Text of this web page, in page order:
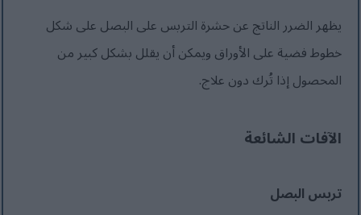
يظهر الضرر الناتج عن حشرة التربس على البصل على شكل
خطوط فضية على الأوراق ويمكن أن يقلل بشكل كبير من
المحصول إذا تُرك دون علاج.
الآفات الشائعة
تربس البصل